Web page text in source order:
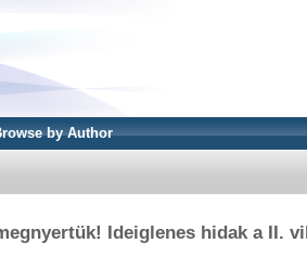
by Author
Ideiglenes hidak a II.